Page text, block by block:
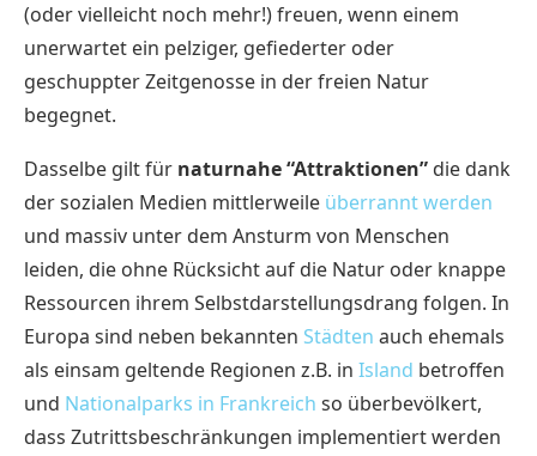
(oder vielleicht noch mehr!) freuen, wenn einem
unerwartet ein pelziger, gefiederter oder
geschuppter Zeitgenosse in der freien Natur
begegnet.
Dasselbe gilt für naturnahe “Attraktionen” die dank
der sozialen Medien mittlerweile überrannt werden
und massiv unter dem Ansturm von Menschen
leiden, die ohne Rücksicht auf die Natur oder knappe
Ressourcen ihrem Selbstdarstellungsdrang folgen. In
Europa sind neben bekannten Städten auch ehemals
als einsam geltende Regionen z.B. in Island betroffen
und Nationalparks in Frankreich so überbevölkert,
dass Zutrittsbeschränkungen implementiert werden